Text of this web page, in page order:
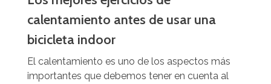
calentamiento antes de usar una
bicicleta indoor
El calentamiento es uno de los aspectos más
importantes que debemos tener en cuenta al